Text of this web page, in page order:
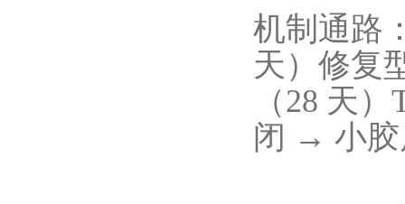
机制通路
天）修复
（28 天
闭 → 小